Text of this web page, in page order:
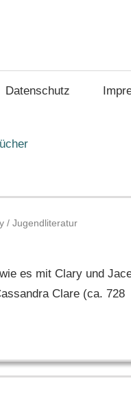
Datenschutz
/Jugendliteratur
es mit Clary und
Clare (ca. 728